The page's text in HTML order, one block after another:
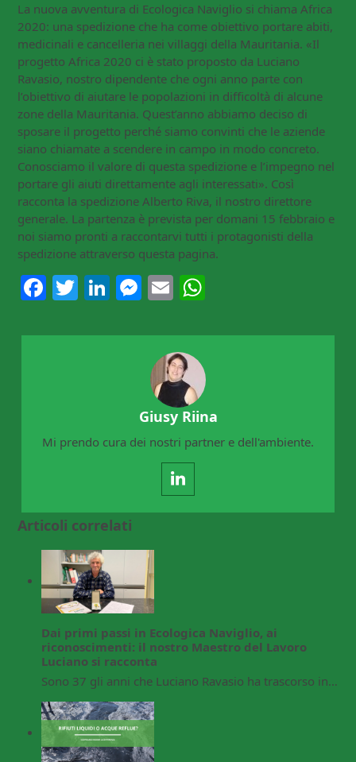
La nuova avventura di Ecologica Naviglio si chiama Africa
2020: una spedizione che ha come obiettivo portare abiti,
medicinali e cancelleria nei villaggi della Mauritania. «Il
progetto Africa 2020 ci è stato proposto da Luciano
Ravasio, nostro dipendente che ogni anno parte con
l’obiettivo di aiutare le popolazioni in difficoltà di alcune
zone della Mauritania. Quest’anno abbiamo deciso di
sposare il progetto perché siamo convinti che le aziende
siano chiamate a scendere in campo in modo concreto.
Conosciamo il valore di questa spedizione e l’impegno nel
portare gli aiuti direttamente agli interessati». Così
racconta la spedizione Alberto Riva, il nostro direttore
generale. La partenza è prevista per domani 15 febbraio e
noi siamo pronti a raccontarvi tutti i protagonisti della
spedizione attraverso questa pagina.
Facebook
Twitter
LinkedIn
Messenger
Email
Giusy Riina
Mi prendo cura dei nostri partner e dell'ambiente.
LinkedIn
Articoli correlati
Dai primi passi in Ecologica Naviglio, ai
riconoscimenti: il nostro Maestro del Lavoro
Luciano si racconta
Sono 37 gli anni che Luciano Ravasio ha trascorso in…